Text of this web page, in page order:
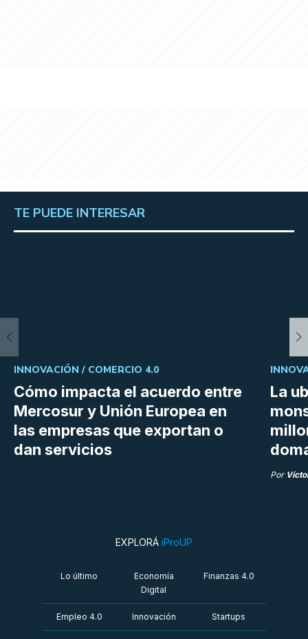
TE PUEDE INTERESAR
Cómo impacta el acuerdo entre
Mercosur y Unión Europea en
las empresas que exportan o
dan servicios
INNOVACIÓN / COMERCIO 4.0
La
Por
EXPLORÁ iProUP
Lo último
Economía
Digital
Finanzas 4.0
Empleo 4.0 Innovación Startups